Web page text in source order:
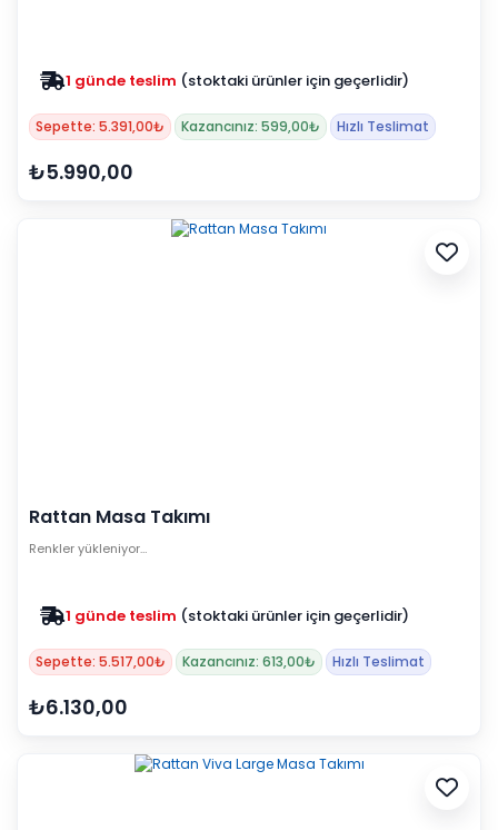
1 günde teslim (stoktaki ürünler için geçerlidir)
Sepette: 5.391,00₺ Kazancınız: 599,00₺ Hızlı Teslimat
₺5.990,00
Rattan Masa Takımı
Renkler yükleniyor…
1 günde teslim (stoktaki ürünler için geçerlidir)
Sepette: 5.517,00₺ Kazancınız: 613,00₺ Hızlı Teslimat
₺6.130,00